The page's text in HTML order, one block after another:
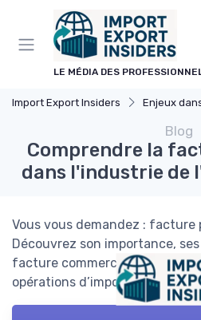
LE MÉDIA DES
Import Export Insiders Enjeux
Blog
Comprendre la
dans l'industrie
Vous vous demandez : facture
Découvrez son importance,
facture commerciale et
opérations d’import-export.
Panneau de gestion des cookies